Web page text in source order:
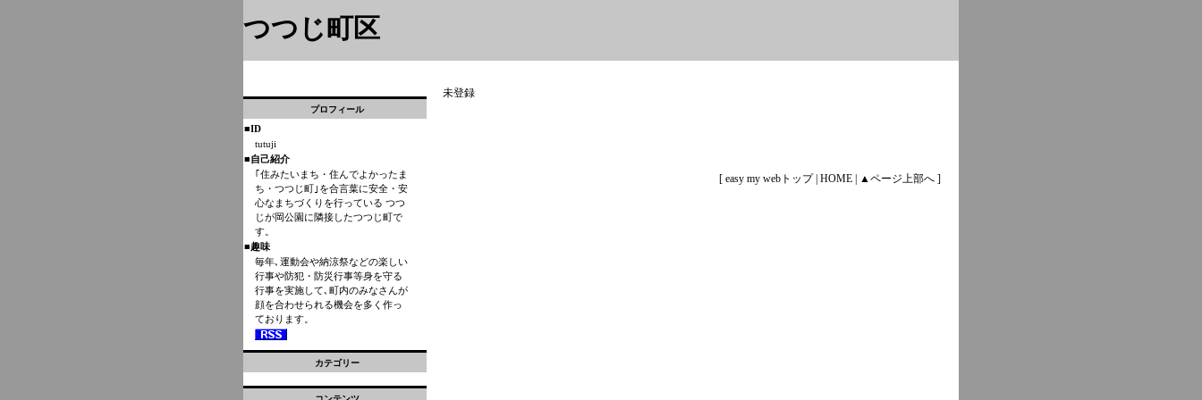
つつじ町区
プロフィール
■ID
tutuji
■自己紹介
｢住みたいまち・住んでよかったま
ち・つつじ町｣を合言葉に安全・安
心なまちづくりを行っている つつ
じが岡公園に隣接したつつじ町で
す。
■趣味
毎年､運動会や納涼祭などの楽しい
行事や防犯・防災行事等身を守る
行事を実施して､町内のみなさんが
顔を合わせられる機会を多く作っ
ております。
カテゴリー
未登録
[ easy my webトップ| HOME ▲ページ上部へ ]